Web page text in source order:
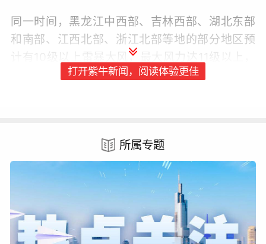
同一时间，黑龙江中西部、吉林西部、湖北东部
和南部、江西北部、浙江北部等地的部分地区预
计有10级以上雷暴大风，最大风力达11级以上，
局地不排除龙卷风。
江流域和黄河流域。降雨的极端性仍需注意，长
江中下游地区如湖南、湖北、安徽等地将有大暴
雨，局地特大暴雨，并伴有雷暴大风。其中，湖
北、湖南北部、江西北部与前期降水有所重叠，
需关注相关次生灾害。
打开紫牛新闻，阅读体验更佳
所属专题